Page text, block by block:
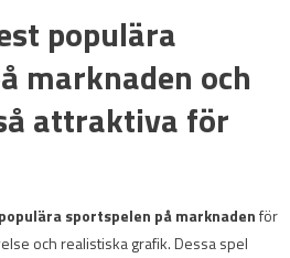
populära
marknaden och
attraktiva för
sportspelen på marknadenför
och realistiska grafik. Dessa spel